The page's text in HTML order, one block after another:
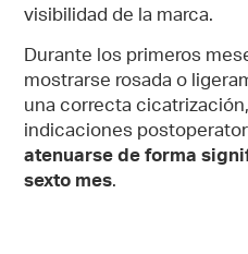
visibilidad de la marca.
Durante los primeros
mostrarse rosada o
una correcta
indicaciones
atenuarse de forma
sexto mes.